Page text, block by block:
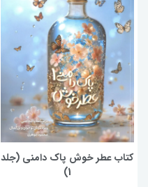
کتاب عطر خوش پاک دامنی (جلد
1)